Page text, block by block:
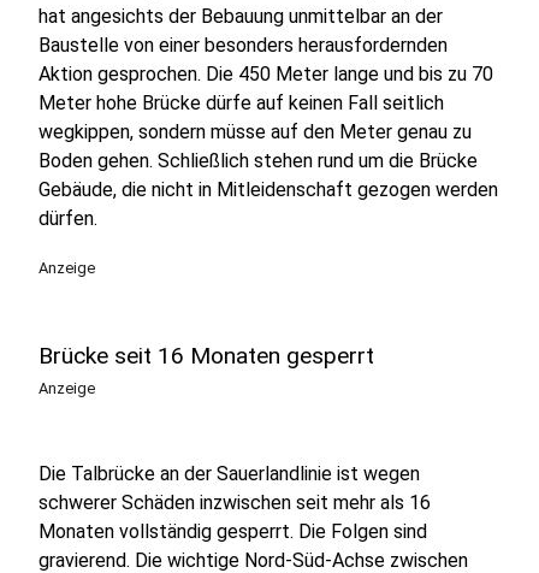
hat angesichts der Bebauung unmittelbar an der
Baustelle von einer besonders herausfordernden
Aktion gesprochen. Die 450 Meter lange und bis zu 70
Meter hohe Brücke dürfe auf keinen Fall seitlich
wegkippen, sondern müsse auf den Meter genau zu
Boden gehen. Schließlich stehen rund um die Brücke
Gebäude, die nicht in Mitleidenschaft gezogen werden
dürfen.
Anzeige
Brücke seit 16 Monaten gesperrt
Anzeige
Die Talbrücke an der Sauerlandlinie ist wegen
schwerer Schäden inzwischen seit mehr als 16
Monaten vollständig gesperrt. Die Folgen sind
gravierend. Die wichtige Nord-Süd-Achse zwischen